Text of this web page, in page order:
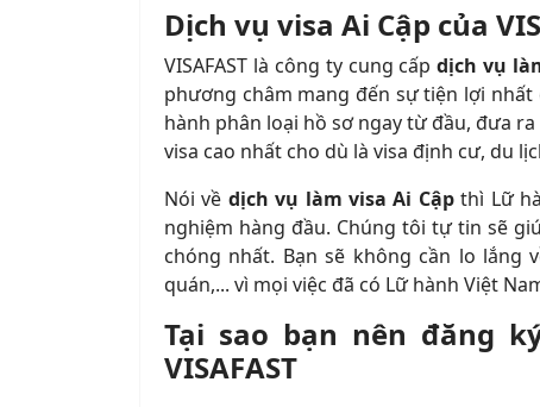
Dịch vụ visa Ai Cập của
VISAFAST là công ty cung cấpdịch vụ
phương châm mang đến sự tiện lợi nhất
hành phân loại hồ sơ ngay từ đầu, đưa
visa cao nhất cho dù là visa định cư, du
Nói về dịch vụ làm visa Ai Cậpthì Lữ
nghiệm hàng đầu. Chúng tôi tự tin sẽ
chóng nhất. Bạn sẽ không cần lo lắng
quán,... vì mọi việc đã có Lữ hành Việt
Tại sao bạn nên đăng
VISAFAST